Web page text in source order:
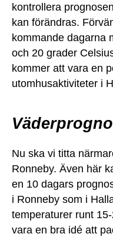
kontrollera
kan förändras.
kommande dagarna
och 20 grader
kommer att vara en
utomhusaktiviteter i
Nu ska vi titta
Ronneby. Även här
en 10 dagars
i Ronneby som i
temperaturer runt
vara en bra idé att